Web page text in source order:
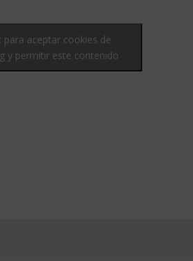
para aceptar cookies de
y permitir este contenido